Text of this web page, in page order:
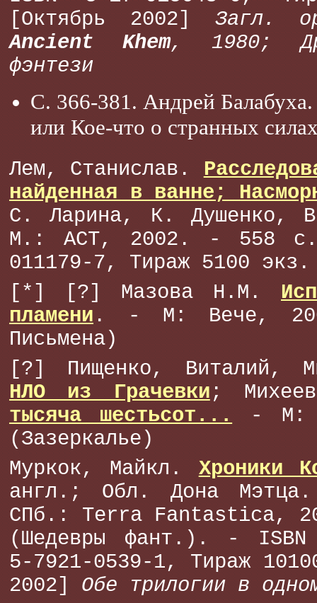
[Октябрь 2002] Загл.
Ancient Khem, 1980;
фэнтези
С. 366-381. Андрей
или Кое-что о странных
Лем, Станислав.
найденная в ванне;
С. Ларина, К. Душенко,
М.: АСТ, 2002. - 558
011179-7, Тираж 5100
[*] [?] Мазова Н.М.
пламени . - М: Вече,
Письмена)
[?] Пищенко, Виталий,
НЛО из Грачевки ;
тысяча шестьсот...
- М:
(Зазеркалье)
Муркок, Майкл. Хроники
англ.; Обл. Дона
СПб.: Terra Fantastica,
(Шедевры фант.). - ISBN
5-7921-0539-1, Тираж
2002] Обе трилогии в